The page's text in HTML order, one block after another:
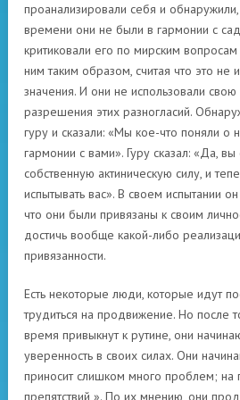
проанализировали себя и
времени они не были в гармонии с
критиковали его по мирским
ним таким образом, считая что это не
значения. И они не использовали свою
разрешения этих разногласий.
гуру и сказали: «Мы кое-что поняли о
гармонии с вами». Гуру сказал: «Да,
собственную актиническую силу, и
испытывать вас». В своем испытании
что они были привязаны к своим
достичь вообще какой-либо
привязанности.
Есть некоторые люди, которые идут
трудиться на продвижение. Но после
время привыкнут к рутине, они
уверенность в своих силах. Они
приносит слишком много проблем; на
препятствий ». По их мнению, они